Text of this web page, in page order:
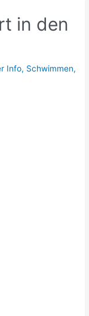
in den
Info, Schwimmen,